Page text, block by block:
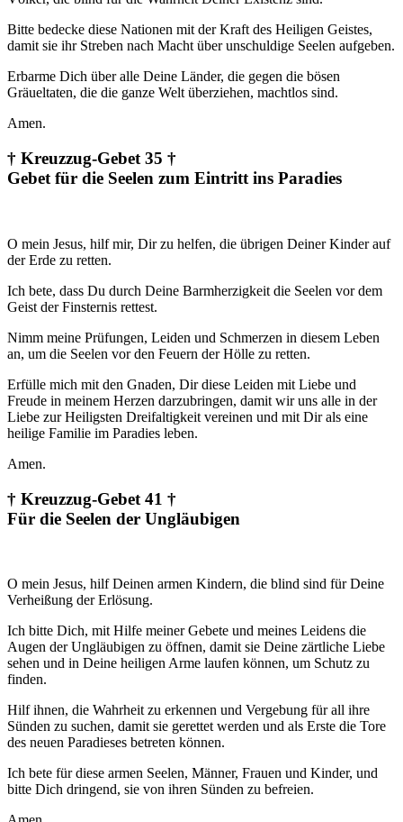
Bitte bedecke diese Nationen mit der Kraft des Heiligen Geistes,
damit sie ihr Streben nach Macht über unschuldige Seelen aufgeben.
Erbarme Dich über alle Deine Länder, die gegen die bösen
Gräueltaten, die die ganze Welt überziehen, machtlos sind.
Amen.
† Kreuzzug-Gebet 35 †
Gebet für die Seelen zum Eintritt ins Paradies
O mein Jesus, hilf mir, Dir zu helfen, die übrigen Deiner Kinder auf
der Erde zu retten.
Ich bete, dass Du durch Deine Barmherzigkeit die Seelen vor dem
Geist der Finsternis rettest.
Nimm meine Prüfungen, Leiden und Schmerzen in diesem Leben
an, um die Seelen vor den Feuern der Hölle zu retten.
Erfülle mich mit den Gnaden, Dir diese Leiden mit Liebe und
Freude in meinem Herzen darzubringen, damit wir uns alle in der
Liebe zur Heiligsten Dreifaltigkeit vereinen und mit Dir als eine
heilige Familie im Paradies leben.
Amen.
† Kreuzzug-Gebet 41 †
Für die Seelen der Ungläubigen
O mein Jesus, hilf Deinen armen Kindern, die blind sind für Deine
Verheißung der Erlösung.
Ich bitte Dich, mit Hilfe meiner Gebete und meines Leidens die
Augen der Ungläubigen zu öffnen, damit sie Deine zärtliche Liebe
sehen und in Deine heiligen Arme laufen können, um Schutz zu
finden.
Hilf ihnen, die Wahrheit zu erkennen und Vergebung für all ihre
Sünden zu suchen, damit sie gerettet werden und als Erste die Tore
des neuen Paradieses betreten können.
Ich bete für diese armen Seelen, Männer, Frauen und Kinder, und
bitte Dich dringend, sie von ihren Sünden zu befreien.